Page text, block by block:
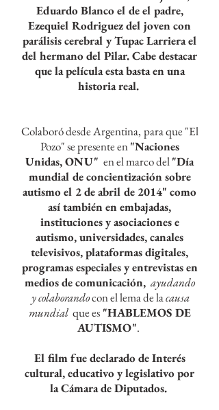
Eduardo Blanco el de el padre,
Ezequiel Rodriguez del joven con
parálisiscerebral y Tupac Larriera el
del hermano del Pilar. Cabe destacar
que la película estabastaen una
historia real.
Colaboró desde Argentina, para que "El
Pozo" se presente en"Naciones
Unidas, ONU" en el marco del"Día
mundial de concientización sobre
autismo el 2 de abril de 2014" como
así también en embajadas,
instituciones y asociaciones e
autismo, universidades, canales
televisivos, plataformas digitales,
programasespecialesy entrevistas en
medios decomunicación, ayudando
y colaborandocon el lema de lacausa
mundial que es"HABLEMOS DE
AUTISMO".
El film fue declarado de Interés
cultural, educativo y legislativo por
la Cámara de Diputados.